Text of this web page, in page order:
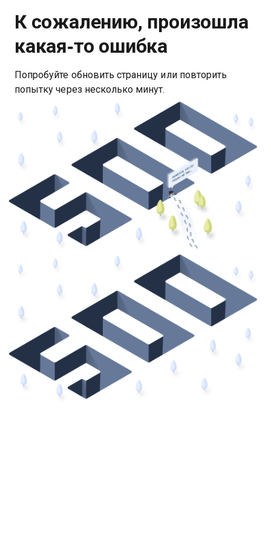
К сожалению, произошла
какая‑то ошибка
Попробуйте обновить страницу или повторить
попытку через несколько минут.